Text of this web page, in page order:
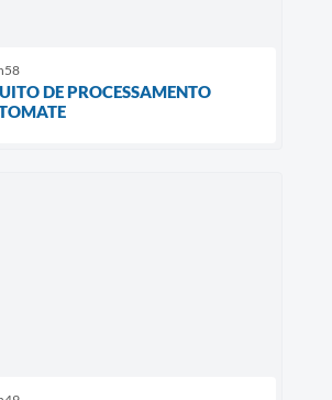
DE PROCESSAMENTO